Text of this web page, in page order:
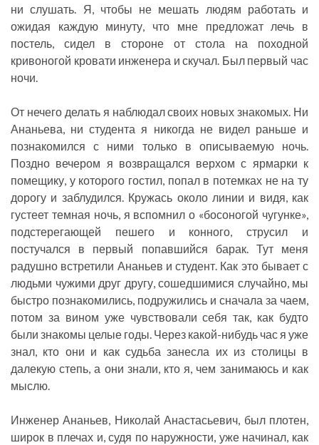
ни слушать. Я, чтобы не мешать людям работать и
ожидая каждую минуту, что мне предложат лечь в
постель, сидел в стороне от стола на походной
кривоногой кровати инженера и скучал. Был первый час
ночи.
От нечего делать я наблюдал своих новых знакомых. Ни
Ананьева, ни студента я никогда не видел раньше и
познакомился с ними только в описываемую ночь.
Поздно вечером я возвращался верхом с ярмарки к
помещику, у которого гостил, попал в потемках не на ту
дорогу и заблудился. Кружась около линии и видя, как
густеет темная ночь, я вспомнил о «босоногой чугунке»,
подстерегающей пешего и конного, струсил и
постучался в первый попавшийся барак. Тут меня
радушно встретили Ананьев и студент. Как это бывает с
людьми чужими друг другу, сошедшимися случайно, мы
быстро познакомились, подружились и сначала за чаем,
потом за вином уже чувствовали себя так, как будто
были знакомы целые годы. Через какой-нибудь час я уже
знал, кто они и как судьба занесла их из столицы в
далекую степь, а они знали, кто я, чем занимаюсь и как
мыслю.
Инженер Ананьев, Николай Анастасьевич, был плотен,
широк в плечах и, судя по наружности, уже начинал, как